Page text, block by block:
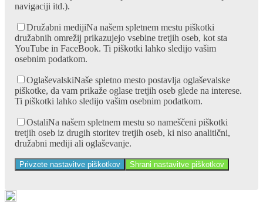
navigaciji itd.).
Družabni medijiNa našem spletnem mestu piškotki
družabnih omrežij prikazujejo vsebine tretjih oseb, kot sta
YouTube in FaceBook. Ti piškotki lahko sledijo vašim
osebnim podatkom.
OglaševalskiNaše spletno mesto postavlja oglaševalske
piškotke, da vam prikaže oglase tretjih oseb glede na interese.
Ti piškotki lahko sledijo vašim osebnim podatkom.
OstaliNa našem spletnem mestu so nameščeni piškotki
tretjih oseb iz drugih storitev tretjih oseb, ki niso analitični,
družabni mediji ali oglaševanje.
Privzete nastavitve piškotkov Shrani nastavitve piškotkov